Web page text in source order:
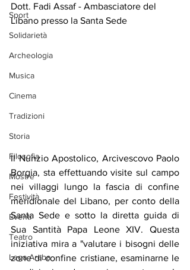
Sport
Solidarietà
Archeologia
Musica
Cinema
Tradizioni
Storia
Filosofia
Mostre
Festività
Eventi
Teatro
Lega Araba
Dott. Fadi Assaf - Ambasciatore del
Libano presso la Santa Sede
Il Nunzio Apostolico, Arcivescovo Paolo
Borgia, sta effettuando visite sul campo
nei villaggi lungo la fascia di confine
meridionale del Libano, per conto della
Santa Sede e sotto la diretta guida di
Sua Santità Papa Leone XIV. Questa
iniziativa mira a "valutare i bisogni delle
zone di confine cristiane, esaminarne le